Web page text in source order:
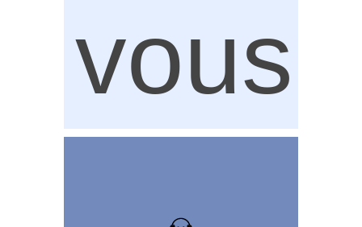
vous